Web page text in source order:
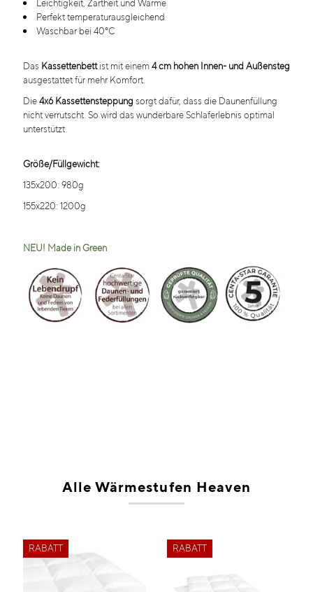
Leichtigkeit, Zartheit und Wärme
Perfekt temperaturausgleichend
Waschbar bei 40°C
Das Kassettenbettist mit einem4 cm hohen Innen- und Außensteg
ausgestattet für mehr Komfort.
Die4x6 Kassettensteppung sorgt dafür, dass die Daunenfüllung
nicht verrutscht. So wird das wunderbare Schlaferlebnis optimal
unterstützt
Größe/Füllgewicht:
135x200: 980g
155x220: 1200g
NEU! Made in Green
Alle Wärmestufen Heaven
RABATT RABATT